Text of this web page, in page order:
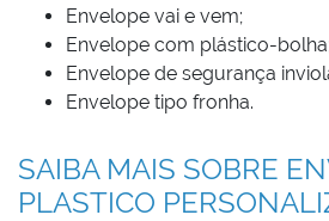
Envelope vai e vem;
Envelope com plástico-
Envelope de segurança
Envelope tipo fronha.
SAIBA MAIS SOBRE
PLASTICO